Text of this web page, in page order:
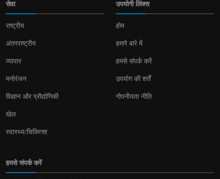
सेवा
राष्ट्रीय
अंतरराष्ट्रीय
व्यापार
मनोरंजन
विज्ञान और प्रौद्योगिकी
खेल
स्वास्थ्य/चिकित्सा
उपयोगी लिंक्स
होम
हमारे बारे में
हमसे संपर्क करें
उपयोग की शर्तें
गोपनीयता नीति
हमसे संपर्क करें